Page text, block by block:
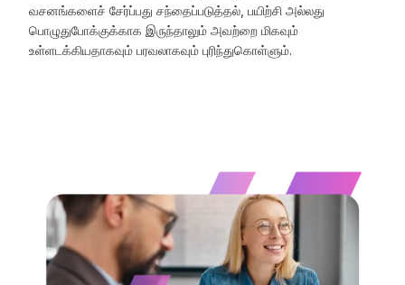
வசனங்களைச் சேர்ப்பது சந்தைப்படுத்தல், பயிற்சி அல்லது
பொழுதுபோக்குக்காக இருந்தாலும் அவற்றை மிகவும்
உள்ளடக்கியதாகவும் பரவலாகவும் புரிந்துகொள்ளும்.